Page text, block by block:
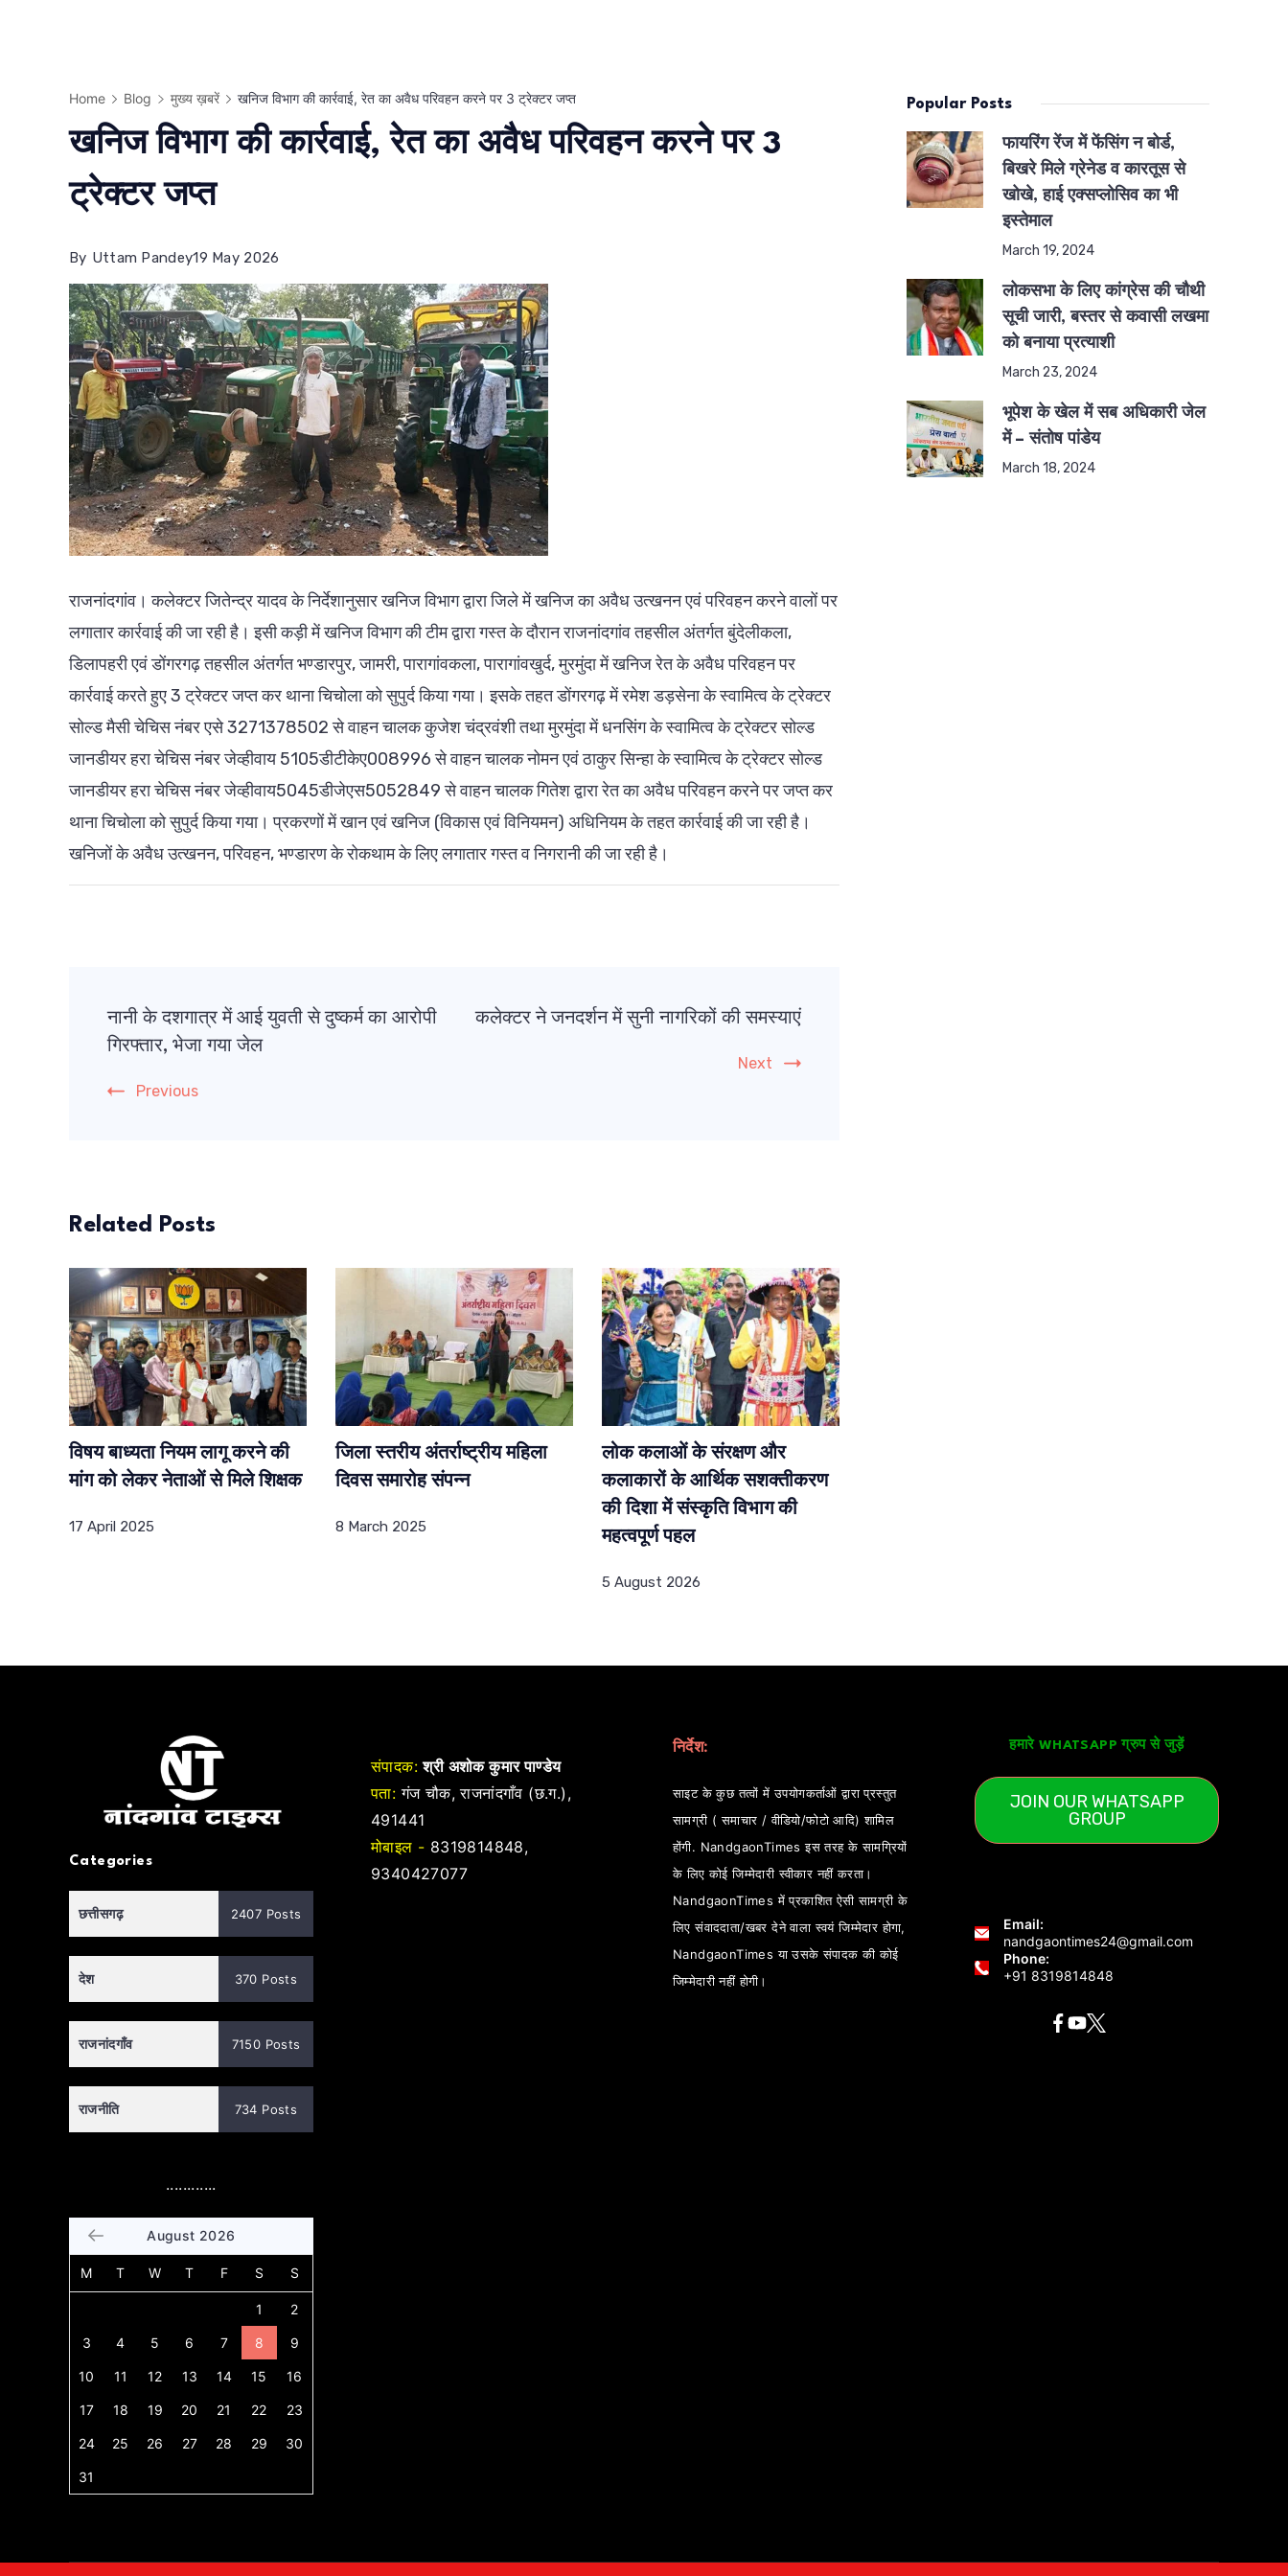
Home Blog मुख्य ख़बरें खनिज विभाग की कार्रवाई, रेत का अवैध परिवहन करने पर 3 ट्रेक्टर जप्त
खनिज विभाग की कार्रवाई, रेत का अवैध परिवहन करने पर 3
ट्रेक्टर जप्त
By Uttam Pandey19 May 2026
राजनांदगांव। कलेक्टर जितेन्द्र यादव के निर्देशानुसार खनिज विभाग द्वारा जिले में खनिज का अवैध उत्खनन एवं परिवहन करने वालों पर
लगातार कार्रवाई की जा रही है। इसी कड़ी में खनिज विभाग की टीम द्वारा गस्त के दौरान राजनांदगांव तहसील अंतर्गत बुंदेलीकला,
डिलापहरी एवं डोंगरगढ़ तहसील अंतर्गत भण्डारपुर, जामरी, पारागांवकला, पारागांवखुर्द, मुरमुंदा में खनिज रेत के अवैध परिवहन पर
कार्रवाई करते हुए 3 ट्रेक्टर जप्त कर थाना चिचोला को सुपुर्द किया गया। इसके तहत डोंगरगढ़ में रमेश डड़सेना के स्वामित्व के ट्रेक्टर
सोल्ड मैसी चेचिस नंबर एसे 3271378502 से वाहन चालक कुजेश चंद्रवंशी तथा मुरमुंदा में धनसिंग के स्वामित्व के ट्रेक्टर सोल्ड
जानडीयर हरा चेचिस नंबर जेव्हीवाय 5105डीटीकेए008996 से वाहन चालक नोमन एवं ठाकुर सिन्हा के स्वामित्व के ट्रेक्टर सोल्ड
जानडीयर हरा चेचिस नंबर जेव्हीवाय5045डीजेएस5052849 से वाहन चालक गितेश द्वारा रेत का अवैध परिवहन करने पर जप्त कर
थाना चिचोला को सुपुर्द किया गया। प्रकरणों में खान एवं खनिज (विकास एवं विनियमन) अधिनियम के तहत कार्रवाई की जा रही है।
खनिजों के अवैध उत्खनन, परिवहन, भण्डारण के रोकथाम के लिए लगातार गस्त व निगरानी की जा रही है।
Navigation
नानी के दशगात्र में आई युवती से दुष्कर्म का आरोपी
गिरफ्तार, भेजा गया जेल
Previous
कलेक्टर ने जनदर्शन में सुनी नागरिकों की समस्याएं
Next
Related Posts
विषय बाध्यता नियम लागू करने की
मांग को लेकर नेताओं से मिले शिक्षक
17 April 2025
जिला स्तरीय अंतर्राष्ट्रीय महिला
दिवस समारोह संपन्न
8 March 2025
लोक कलाओं के संरक्षण और
कलाकारों के आर्थिक सशक्तीकरण
की दिशा में संस्कृति विभाग की
महत्वपूर्ण पहल
5 August 2026
Popular Posts
फायरिंग रेंज में फेंसिंग न बोर्ड,
बिखरे मिले ग्रेनेड व कारतूस से
खोखे, हाई एक्सप्लोसिव का भी
इस्तेमाल
March 19, 2024
लोकसभा के लिए कांग्रेस की चौथी
सूची जारी, बस्तर से कवासी लखमा
को बनाया प्रत्याशी
March 23, 2024
भूपेश के खेल में सब अधिकारी जेल
में – संतोष पांडेय
March 18, 2024
Categories
छत्तीसगढ़ 2407 Posts
देश 370 Posts
राजनांदगाँव 7150 Posts
राजनीति 734 Posts
............
August 2026
M T W T F S S
1 2
3 4 5 6 7 8 9
10 11 12 13 14 15 16
17 18 19 20 21 22 23
24 25 26 27 28 29 30
31
संपादक: श्री अशोक कुमार पाण्डेय
पता: गंज चौक, राजनांदगाँव (छ.ग.),
491441
मोबाइल - 8319814848,
9340427077
निर्देश:
साइट के कुछ तत्वों में उपयोगकर्ताओं द्वारा प्रस्तुत
सामग्री ( समाचार / वीडियो/फोटो आदि) शामिल
होंगी. NandgaonTimes इस तरह के सामग्रियों
के लिए कोई जिम्मेदारी स्वीकार नहीं करता।
NandgaonTimes में प्रकाशित ऐसी सामग्री के
लिए संवाददाता/खबर देने वाला स्वयं जिम्मेदार होगा,
NandgaonTimes या उसके संपादक की कोई
जिम्मेदारी नहीं होगी।
हमारे WHATSAPP ग्रुप से जुड़ें
JOIN OUR WHATSAPP
GROUP
Email:
nandgaontimes24@gmail.com
Phone:
+91 8319814848